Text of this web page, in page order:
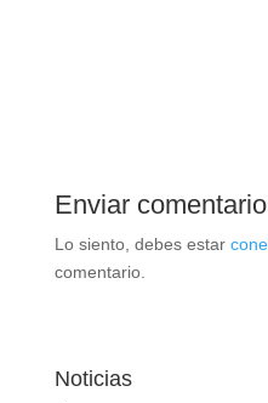
Enviar comentario
Lo siento, debes estar
comentario.
Noticias